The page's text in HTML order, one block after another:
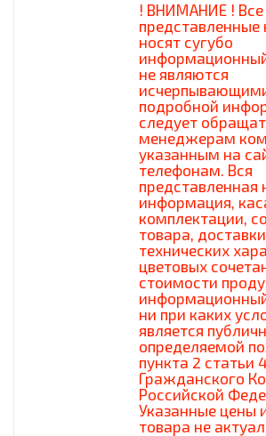
! ВНИМАНИЕ !
представленные
носят сугубо
не являются
подробной
следует
менеджерам
указанным на
телефонам. Вся
представленная
информация,
комплектации,
товара,
технических
цветовых
стоимости
ни при каких
является
определяемой
пункта 2 статьи
Гражданского
Российской
Указанные цены
товара не